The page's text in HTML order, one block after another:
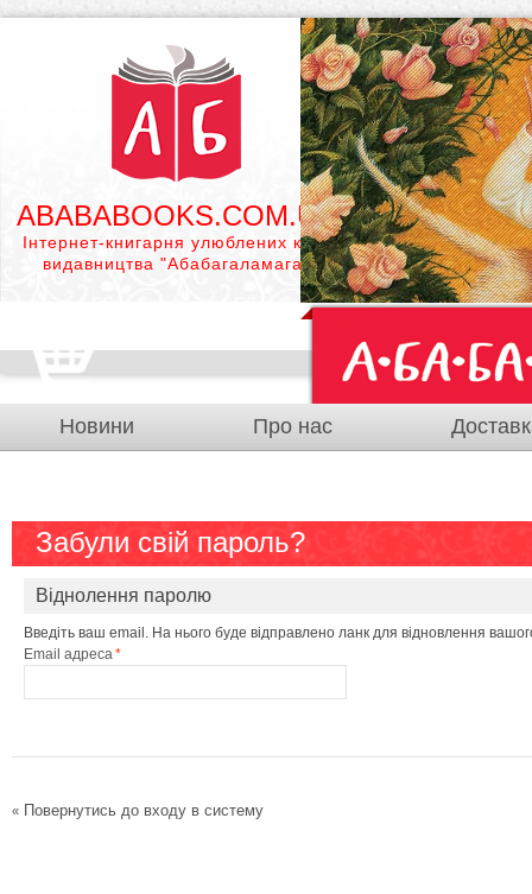
ABABABOOKS.COM.UA
Інтернет-книгарня улюблених книг
видавництва "Абабагаламага"
Новини Про нас
Забули свій пароль?
Віднолення паролю
Введіть ваш email. На нього буде відправлено ланк для відновлення
*
Email адреса
« Повернутись до входу в систему